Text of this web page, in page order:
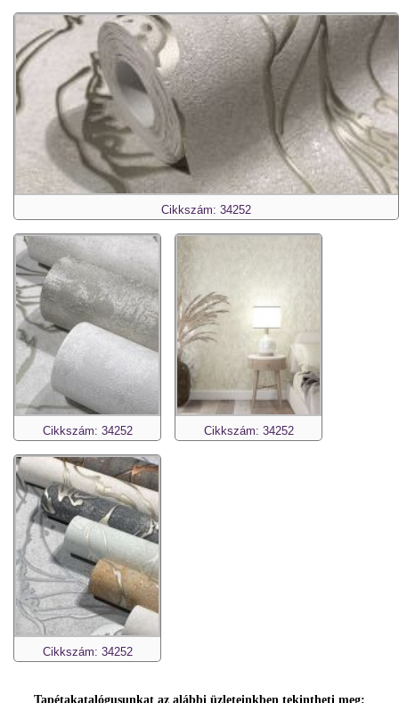
Cikkszám: 34252
Cikkszám: 34252 Cikkszám: 34252
Cikkszám: 34252
Tapétakatalógusunkat az alábbi üzleteinkben tekintheti meg: